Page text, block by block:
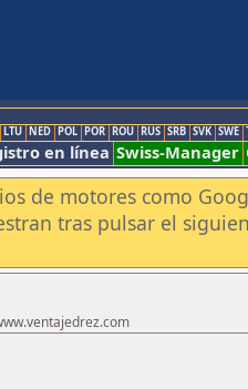
LTU NED POL POR ROU RUS SRB SVK SWE
en línea Swiss-Manager
de motores como
tras pulsar el